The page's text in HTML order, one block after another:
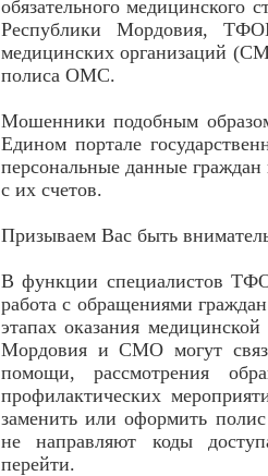
обязательного медицинского
Республики Мордовия,
медицинских организаций
полиса ОМС.
Мошенники подобным
Едином портале
персональные данные
с их счетов.
Призываем Вас быть
В функции специалистов
работа с обращениями
этапах оказания
Мордовия и СМО могут
помощи, рассмотрения
профилактических
заменить или оформить
не направляют коды
перейти.